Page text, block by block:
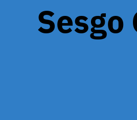
Un error